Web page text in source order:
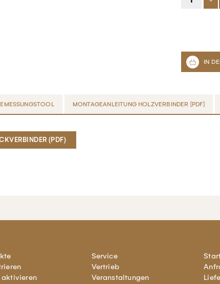
MONTAGEANLEITUNG HOLZVERBINDER [PDF]
(PDF)
aktivieren
Service
Vertrieb
Veranstaltungen